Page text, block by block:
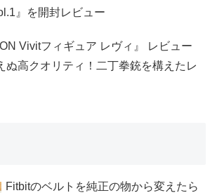
』を開封レビュー
Vivitフィギュア レヴィ』 レビュー
ぬ高クオリティ！二丁拳銃を構えたレ
Fitbitのベルトを純正の物から変えたら